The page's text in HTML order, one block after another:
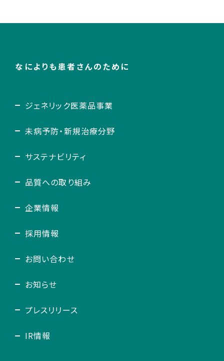
なによりも患者さんのために
ジェネリック医薬品事業
未病予防・新規治療分野
サステナビリティ
品質への取り組み
企業情報
採用情報
お問い合わせ
お知らせ
プレスリリース
IR情報